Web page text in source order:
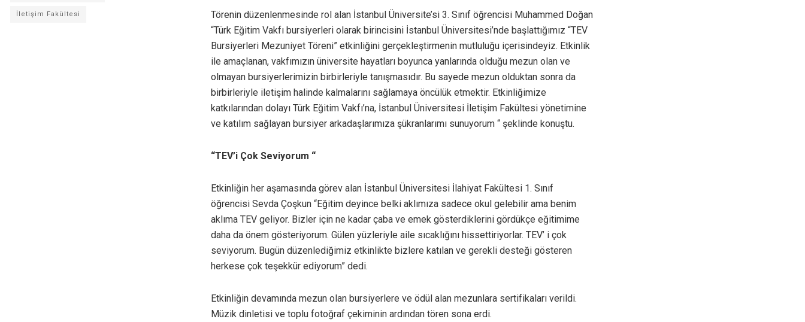
Törenin düzenlenmesinde rol alan İstanbul Üniversite’si 3. Sınıf öğrencisi Muhammed Doğan
“Türk Eğitim Vakfı bursiyerleri olarak birincisini İstanbul Üniversitesi’nde başlattığımız “TEV
Bursiyerleri Mezuniyet Töreni” etkinliğini gerçekleştirmenin mutluluğu içerisindeyiz. Etkinlik
ile amaçlanan, vakfımızın üniversite hayatları boyunca yanlarında olduğu mezun olan ve
olmayan bursiyerlerimizin birbirleriyle tanışmasıdır. Bu sayede mezun olduktan sonra da
birbirleriyle iletişim halinde kalmalarını sağlamaya öncülük etmektir. Etkinliğimize
katkılarından dolayı Türk Eğitim Vakfı’na, İstanbul Üniversitesi İletişim Fakültesi yönetimine
ve katılım sağlayan bursiyer arkadaşlarımıza şükranlarımı sunuyorum “ şeklinde konuştu.
“TEV’i Çok Seviyorum “
Etkinliğin her aşamasında görev alan İstanbul Üniversitesi İlahiyat Fakültesi 1. Sınıf
öğrencisi Sevda Çoşkun “Eğitim deyince belki aklımıza sadece okul gelebilir ama benim
aklıma TEV geliyor. Bizler için ne kadar çaba ve emek gösterdiklerini gördükçe eğitimime
daha da önem gösteriyorum. Gülen yüzleriyle aile sıcaklığını hissettiriyorlar. TEV’ i çok
seviyorum. Bugün düzenlediğimiz etkinlikte bizlere katılan ve gerekli desteği gösteren
herkese çok teşekkür ediyorum” dedi.
Etkinliğin devamında mezun olan bursiyerlere ve ödül alan mezunlara sertifikaları verildi.
Müzik dinletisi ve toplu fotoğraf çekiminin ardından tören sona erdi.
İletişim Fakültesi